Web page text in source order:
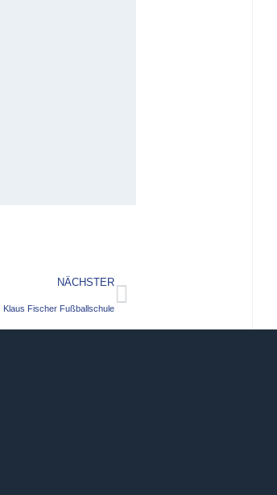
NÄCHSTER
Klaus Fischer Fußballschule